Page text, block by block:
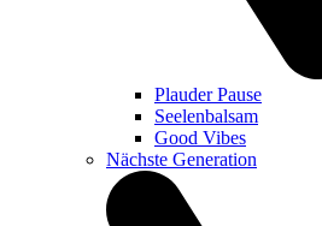
Plauder Pause
Seelenbalsam
Good Vibes
Nächste Generation